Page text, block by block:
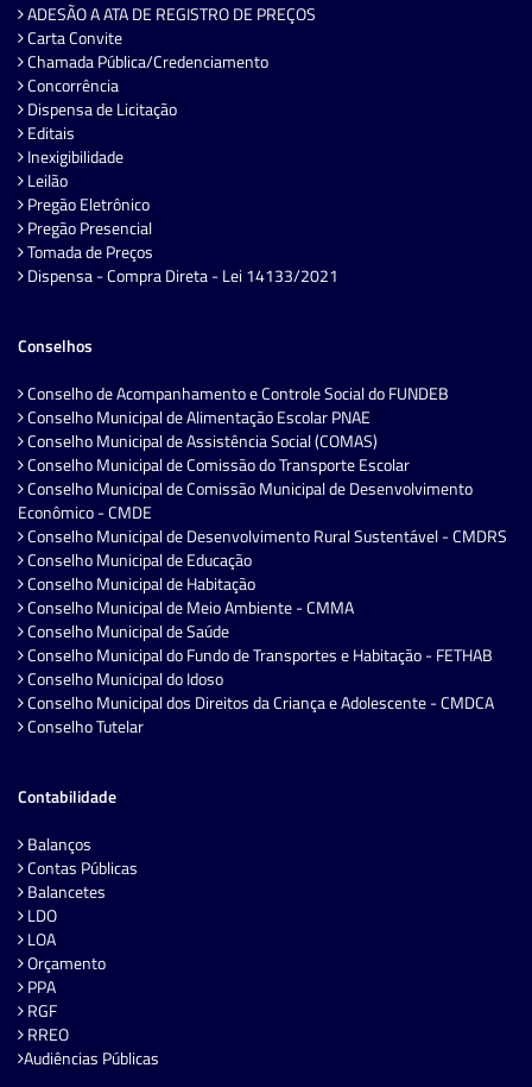
ADESÃO A ATA DE REGISTRO DE PREÇOS
Carta Convite
Chamada Pública/Credenciamento
Concorrência
Dispensa de Licitação
Editais
Inexigibilidade
Leilão
Pregão Eletrônico
Pregão Presencial
Tomada de Preços
Dispensa - Compra Direta - Lei 14133/2021
Conselhos
Conselho de Acompanhamento e Controle Social do FUNDEB
Conselho Municipal de Alimentação Escolar PNAE
Conselho Municipal de Assistência Social (COMAS)
Conselho Municipal de Comissão do Transporte Escolar
Conselho Municipal de Comissão Municipal de Desenvolvimento
Econômico - CMDE
Conselho Municipal de Desenvolvimento Rural Sustentável - CMDRS
Conselho Municipal de Educação
Conselho Municipal de Habitação
Conselho Municipal de Meio Ambiente - CMMA
Conselho Municipal de Saúde
Conselho Municipal do Fundo de Transportes e Habitação - FETHAB
Conselho Municipal do Idoso
Conselho Municipal dos Direitos da Criança e Adolescente - CMDCA
Conselho Tutelar
Contabilidade
Balanços
Contas Públicas
Balancetes
LDO
LOA
Orçamento
PPA
RGF
RREO
Audiências Públicas